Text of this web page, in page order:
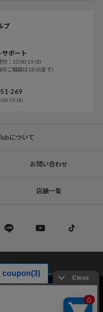
プ
サポート
：10:00-19:00
ご相談は18:00まで)
269
19:00
について
お問い合わせ
店舗一覧
サステナブルマークについて
法・古物営業法に基づく表記
ンツの最適な提供、トラフィック
。